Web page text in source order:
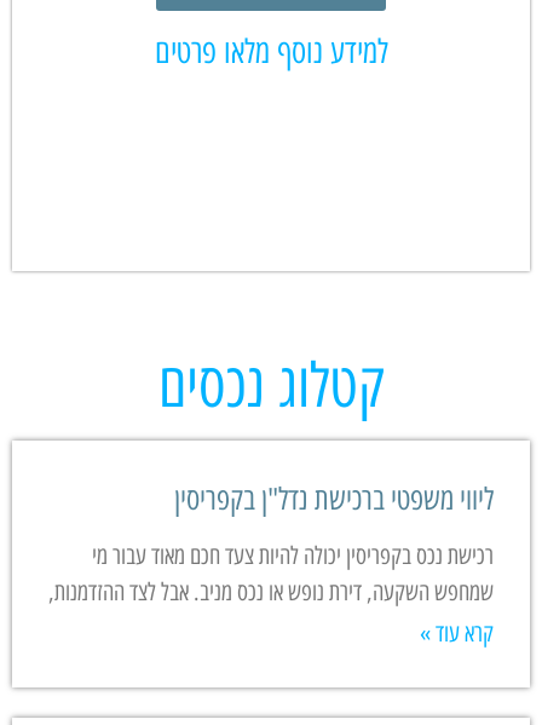
למידע נוסף מלאו פרטים
קטלוג נכסים
ליווי משפטי ברכישת נדל"ן בקפריסין
רכישת נכס בקפריסין יכולה להיות צעד חכם מאוד עבור מי
שמחפש השקעה, דירת נופש או נכס מניב. אבל לצד ההזדמנות,
קרא עוד »